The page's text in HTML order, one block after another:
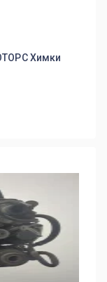
Химки